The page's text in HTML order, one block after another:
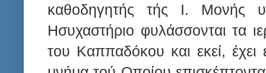
καθοδηγητής τής Ι. Μονής
Ησυχαστήριο φυλάσσονται τα
του Καππαδόκου και εκεί,